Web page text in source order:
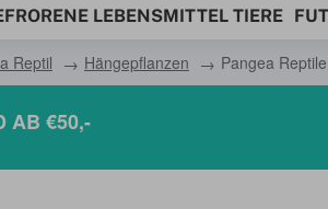
LEBENSMITTEL TIERE
Reptil Hängepflanzen Pangea
AB €50,-